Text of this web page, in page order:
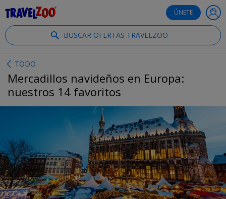
ÚNETE
BUSCAR OFERTAS TRAVELZOO
TODO
Mercadillos navideños en Europa:
nuestros 14 favoritos